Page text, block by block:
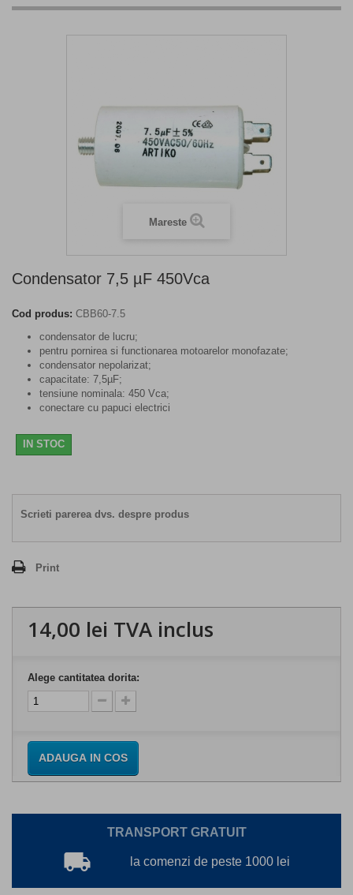
Mareste
Condensator 7,5 µF 450Vca
Cod produs: CBB60-7.5
condensator de lucru;
pentru pornirea si functionarea motoarelor monofazate;
condensator nepolarizat;
capacitate: 7,5µF;
tensiune nominala: 450 Vca;
conectare cu papuci electrici
IN STOC
Scrieti parerea dvs. despre produs
Print
14,00 lei TVA inclus
Alege cantitatea dorita:
ADAUGA IN COS
TRANSPORT GRATUIT
local_shipping la comenzi de peste 1000 lei